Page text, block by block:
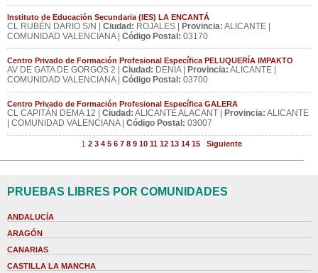
Instituto de Educación Secundaria (IES) LA ENCANTÁ
CL RUBÉN DARIO S/N | Ciudad: ROJALES | Provincia: ALICANTE |
COMUNIDAD VALENCIANA | Código Postal: 03170
Centro Privado de Formación Profesional Específica PELUQUERÍA IMPAKTO
AV DE GATA DE GORGOS 2 | Ciudad: DENIA | Provincia: ALICANTE |
COMUNIDAD VALENCIANA | Código Postal: 03700
Centro Privado de Formación Profesional Específica GALERA
CL CAPITÁN DEMA 12 | Ciudad: ALICANTE ALACANT | Provincia: ALICANTE
| COMUNIDAD VALENCIANA | Código Postal: 03007
1 2 3 4 5 6 7 8 9 10 11 12 13 14 15 Siguiente
PRUEBAS LIBRES POR COMUNIDADES
ANDALUCÍA
ARAGÓN
CANARIAS
CASTILLA LA MANCHA